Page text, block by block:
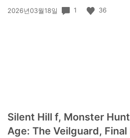
공
2026년03월18일 1 36
Silent Hill f, Monster
Age: The Veilguard, Final